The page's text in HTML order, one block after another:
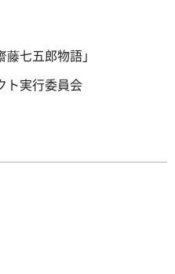
七五郎物語」
ト実行委員会